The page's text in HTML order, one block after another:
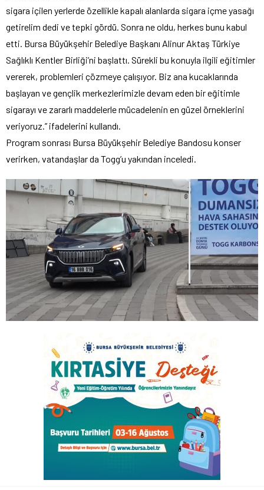
sigara içilen yerlerde özellikle kapalı alanlarda sigara içme yasağı
getirelim dedi ve tepki gördü. Sonra ne oldu, herkes bunu kabul
etti. Bursa Büyükşehir Belediye Başkanı Alinur Aktaş Türkiye
Sağlıklı Kentler Birliği’ni başlattı. Sürekli bu konuyla ilgili eğitimler
vererek, problemleri çözmeye çalışıyor. Biz ana kucaklarında
başlayan ve gençlik merkezlerimizle devam eden bir eğitimle
sigarayı ve zararlı maddelerle mücadelenin en güzel örneklerini
veriyoruz.” ifadelerini kullandı.
Program sonrası Bursa Büyükşehir Belediye Bandosu konser
verirken, vatandaşlar da Togg’u yakından inceledi.